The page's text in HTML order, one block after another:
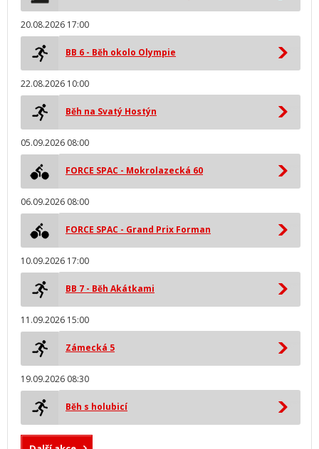
20.08.2026 17:00
BB 6 - Běh okolo Olympie
22.08.2026 10:00
Běh na Svatý Hostýn
05.09.2026 08:00
FORCE SPAC - Mokrolazecká 60
06.09.2026 08:00
FORCE SPAC - Grand Prix Forman
10.09.2026 17:00
BB 7 - Běh Akátkami
11.09.2026 15:00
Zámecká 5
19.09.2026 08:30
Běh s holubicí